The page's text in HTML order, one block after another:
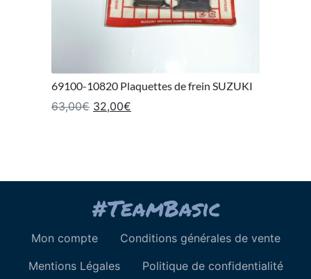
69100-10820 Plaquettes de frein SUZUKI
63,00€ Le prix initial était : 63,00€.
32,00€
Mon compte
Conditions générales de vente
Mentions Légales
Politique de confidentialité